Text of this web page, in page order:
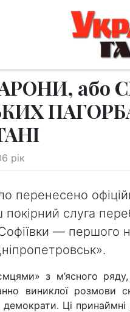
або
рік
перенесено
покірний слуга
— першого
з м’ясного
виниклої розмови
Ці принаймні